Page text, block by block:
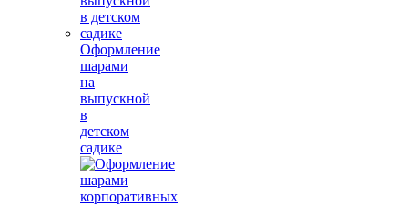
Оформление
шарами
на
выпускной
в
детском
садике